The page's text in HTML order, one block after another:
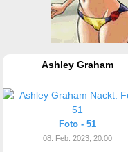
Ashley Graham
Foto - 51
08. Feb. 2023, 20:00